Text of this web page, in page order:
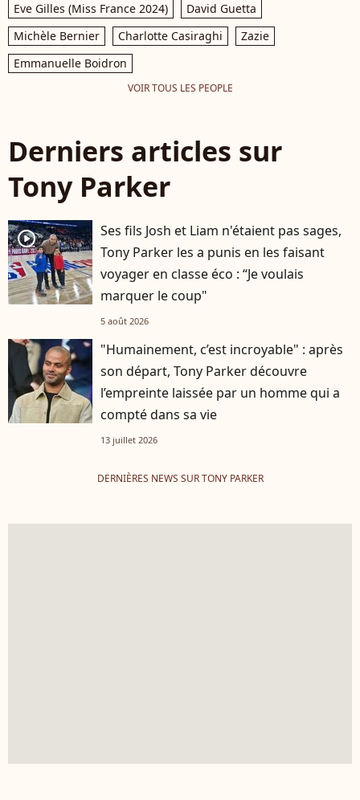
Eve Gilles (Miss France 2024)
David Guetta
Michèle Bernier
Charlotte Casiraghi
Zazie
Emmanuelle Boidron
VOIR TOUS LES PEOPLE
Derniers articles sur
Tony Parker
player2
Ses fils Josh et Liam n'étaient pas sages,
Tony Parker les a punis en les faisant
voyager en classe éco : “Je voulais
marquer le coup"
5 août 2026
"Humainement, c’est incroyable" : après
son départ, Tony Parker découvre
l’empreinte laissée par un homme qui a
compté dans sa vie
13 juillet 2026
DERNIÈRES NEWS SUR TONY PARKER